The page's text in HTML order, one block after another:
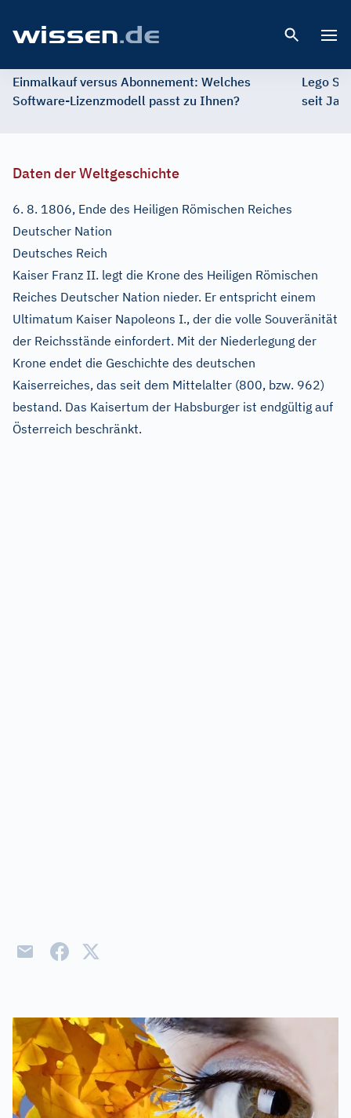
Einmalkauf versus Abonnement: Welches
Software-Lizenzmodell passt zu Ihnen?
Lego
seit
Daten der Weltgeschichte
6. 8. 1806, Ende des Heiligen Römischen Reiches
Deutscher Nation
Deutsches Reich
Kaiser Franz II. legt die Krone des Heiligen Römischen
Reiches Deutscher Nation nieder. Er entspricht einem
Ultimatum Kaiser Napoleons I., der die volle Souveränität
der Reichsstände einfordert. Mit der Niederlegung der
Krone endet die Geschichte des deutschen
Kaiserreiches, das seit dem Mittelalter (800, bzw. 962)
bestand. Das Kaisertum der Habsburger ist endgültig auf
Österreich beschränkt.